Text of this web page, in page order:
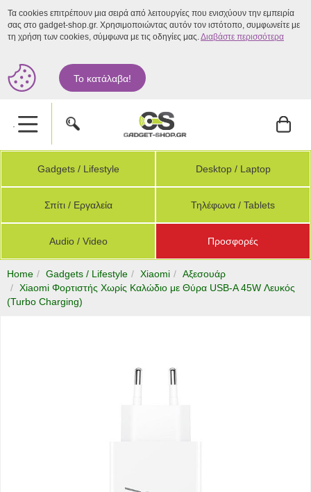
Τα cookies επιτρέπουν μια σειρά από λειτουργίες που ενισχύουν την εμπειρία
σας στο gadget-shop.gr. Χρησιμοποιώντας αυτόν τον ιστότοπο, συμφωνείτε με
τη χρήση των cookies, σύμφωνα με τις οδηγίες μας.Διαβάστε περισσότερα
Το κατάλαβα!
.
Gadgets / Lifestyle Desktop / Laptop
Σπίτι / Εργαλεία Τηλέφωνα / Tablets
Audio / Video Προσφορές
Home Gadgets / Lifestyle Xiaomi
Αξεσουάρ
Xiaomi Φορτιστής Χωρίς Καλώδιο με Θύρα USB-A 45W Λευκός
(Turbo Charging)